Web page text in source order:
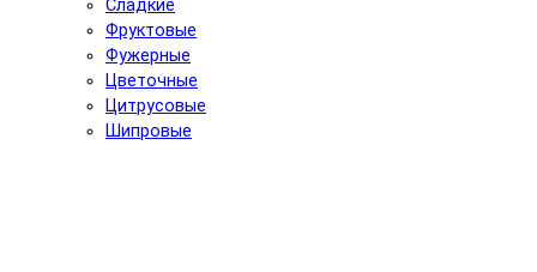
Сладкие
Фруктовые
Фужерные
Цветочные
Цитрусовые
Шипровые